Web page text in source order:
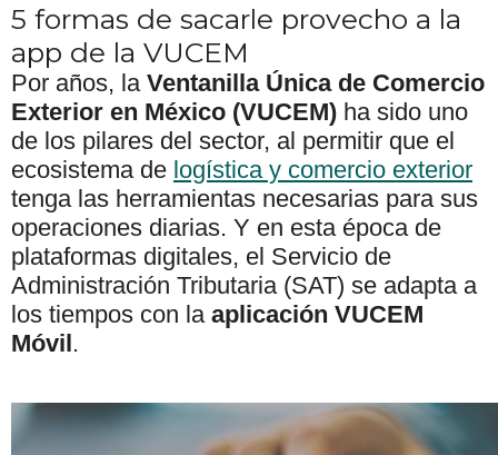
5 formas de sacarle provecho a la
app de la VUCEM
Por años, la Ventanilla Única de Comercio
Exterior en México (VUCEM) ha sido uno
de los pilares del sector, al permitir que el
ecosistema de logística y comercio exterior
tenga las herramientas necesarias para sus
operaciones diarias. Y en esta época de
plataformas digitales, el Servicio de
Administración Tributaria (SAT) se adapta a
los tiempos con la aplicación VUCEM
Móvil.